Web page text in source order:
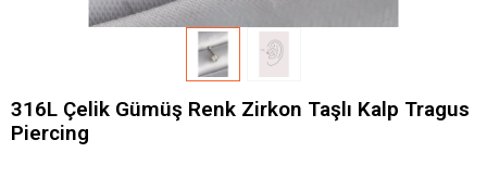
316L Çelik Gümüş Renk Zirkon Taşlı Kalp Tragus
Piercing